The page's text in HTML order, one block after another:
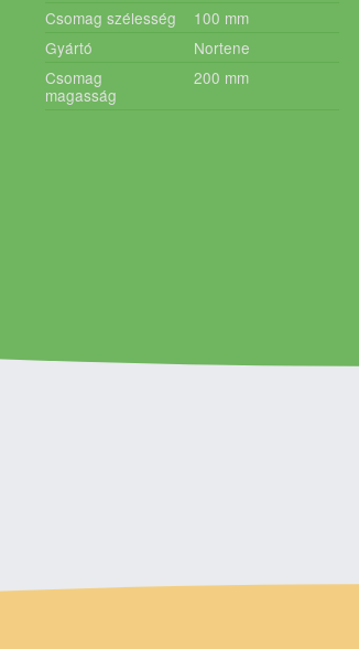
Csomag szélesség
100 mm
Gyártó
Nortene
Csomag
magasság
200 mm